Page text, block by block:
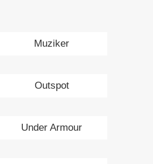
Muziker
Outspot
Under Armour